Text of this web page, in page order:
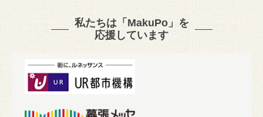
私たちは「MakuPo」を
応援しています